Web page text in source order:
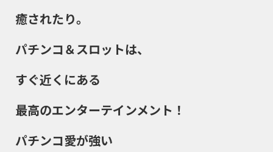
癒されたり。
パチンコ＆スロットは、
すぐ近くにある
最高のエンターテインメント！
パチンコ愛が強い